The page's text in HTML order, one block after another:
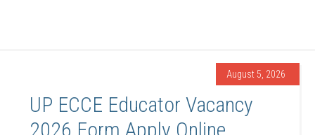
August 5, 2026
UP ECCE Educator Vacancy
2026 Form Apply Online